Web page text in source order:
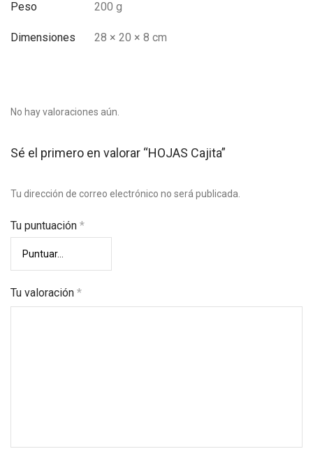
Peso 200 g
Dimensiones 28 × 20 × 8 cm
No hay valoraciones aún.
Sé el primero en valorar “HOJAS Cajita”
Tu dirección de correo electrónico no será publicada.
Tu puntuación *
Tu valoración *